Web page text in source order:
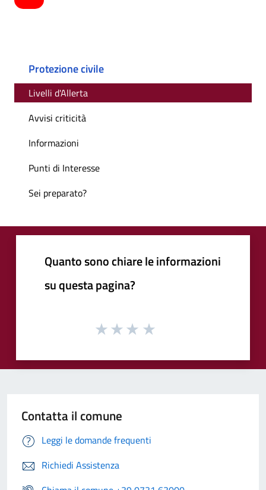
Protezione civile
Livelli d'Allerta
Avvisi criticità
Informazioni
Punti di Interesse
Sei preparato?
Quanto sono chiare le informazioni
su questa pagina?
Contatta il comune
Leggi le domande frequenti
Richiedi Assistenza